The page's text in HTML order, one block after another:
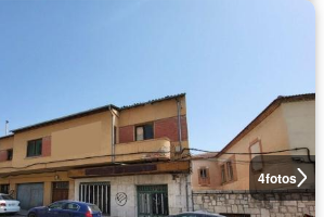
4fotos